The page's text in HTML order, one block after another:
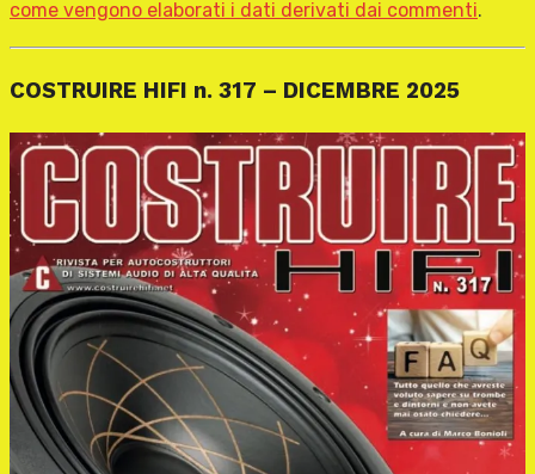
come vengono elaborati i dati derivati dai commenti.
COSTRUIRE HIFI n. 317 – DICEMBRE 2025